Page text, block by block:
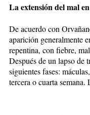
La extensión del mal
De acuerdo con
aparición generalmente
repentina, con fiebre,
Después de un lapso de
siguientes fases:
tercera o cuarta